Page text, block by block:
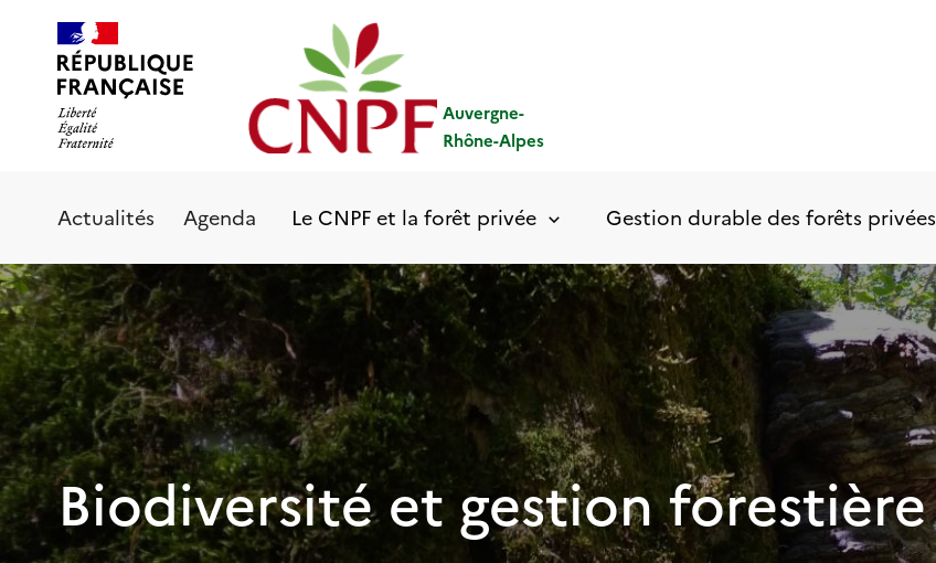
contenu
principal
Auvergne-
Rhône-Alpes
Actualités Agenda Le CNPF et la forêt privée Gestion durable des forêts privées
Biodiversité et gestion forestière